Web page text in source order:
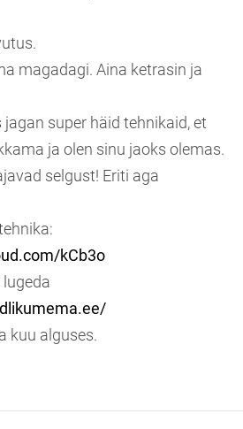
magadagi. Aina ketrasin ja
super häid tehnikaid, et
ja olen sinu jaoks olemas.
selgust! Eriti aga
kCb3o
kuu alguses.